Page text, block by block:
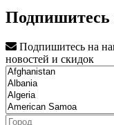
Подпишитесь
Подпишитесь на
новостей и скидок